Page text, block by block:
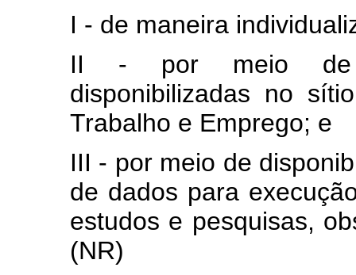
I - de maneira
II - por meio de
disponibilizadas no
Trabalho e Emprego; e
III - por meio de
de dados para
estudos e pesquisas,
(NR)